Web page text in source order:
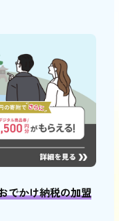
でかけ納税の加盟